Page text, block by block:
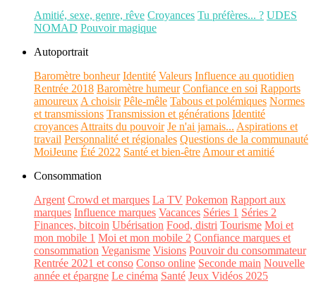
Amitié, sexe, genre, rêve Croyances Tu préfères... ? UDES
NOMAD Pouvoir magique
Autoportrait
Baromètre bonheur Identité Valeurs Influence au quotidien
Rentrée 2018 Baromètre humeur Confiance en soi Rapports
amoureux A choisir Pêle-mêle Tabous et polémiques Normes
et transmissions Transmission et générations Identité
croyances Attraits du pouvoir Je n'ai jamais... Aspirations et
travail Personnalité et régionales Questions de la communauté
MoiJeune Été 2022 Santé et bien-être Amour et amitié
Consommation
Argent Crowd et marques La TV Pokemon Rapport aux
marques Influence marques Vacances Séries 1 Séries 2
Finances, bitcoin Ubérisation Food, distri Tourisme Moi et
mon mobile 1 Moi et mon mobile 2 Confiance marques et
consommation Veganisme Visions Pouvoir du consommateur
Rentrée 2021 et conso Conso online Seconde main Nouvelle
année et épargne Le cinéma Santé Jeux Vidéos 2025